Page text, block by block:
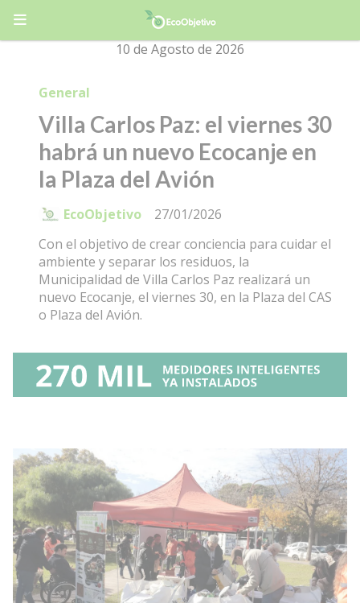
10 de Agosto de 2026
Villa Carlos Paz: el viernes 30
habrá un nuevo Ecocanje en
la Plaza del Avión
Con el objetivo de crear conciencia para cuidar el
ambiente y separar los residuos, la
Municipalidad de Villa Carlos Paz realizará un
nuevo Ecocanje, el viernes 30, en la Plaza del CAS
o Plaza del Avión.
General
27/01/2026
EcoObjetivo